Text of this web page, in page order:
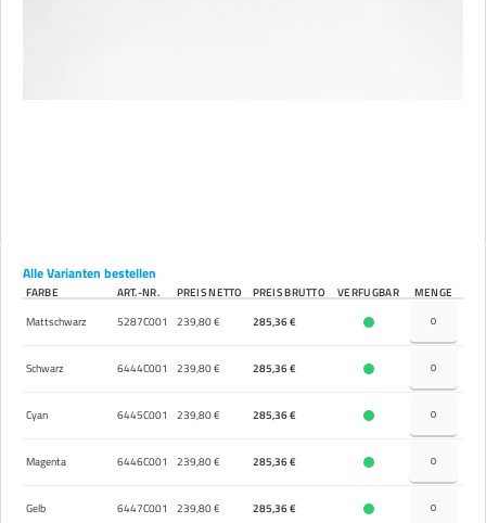
Alle Varianten bestellen
FARBE ART.-NR. PREIS NETTO PREIS BRUTTO VERFÜGBAR
MENGE
Mattschwarz
5287C001 239,80 € 285,36 €
Schwarz 6444C001 239,80 € 285,36 €
Cyan 6445C001 239,80 € 285,36 €
Magenta 6446C001 239,80 € 285,36 €
Gelb 6447C001 239,80 € 285,36 €